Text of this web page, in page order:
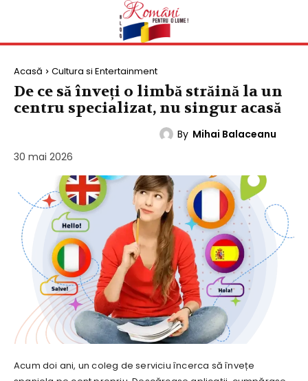
Acasă Cultura si Entertainment
De ce să înveți o limbă străină la un
centru specializat, nu singur acasă
By Mihai Balaceanu
30 mai 2026
Acum doi ani, un coleg de serviciu încerca să învețe